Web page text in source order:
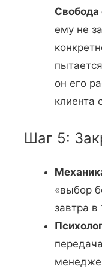
Свобода
ему не
он его
клиента
Шаг 5:
«выбор
завтра